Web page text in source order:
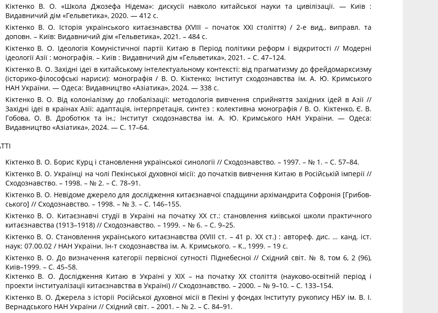
Кіктенко В. О. «Школа Джозефа Нідема»: дискусії навколо китайської науки та цивілізації. — Київ :
Видавничий дім «Гельветика», 2020. — 412 с.
Кіктенко В. О. Історія українського китаєзнавства (XVIII – початок XXI століття) / 2-е вид., виправл. та
доповн. – Київ: Видавничий дім «Гельветика», 2021. – 484 с.
Кіктенко В. О. Ідеологія Комуністичної партії Китаю в Період політики реформ і відкритості // Модерні
ідеології Азії : монографія. – Київ : Видавничий дім «Гельветика», 2021. – С. 47–124.
Кіктенко В. О. Західні ідеї в китайському інтелектуальному контексті: від прагматизму до фрейдомарксизму
(історико-філософські нариси): монографія / В. О. Кіктенко; Інститут сходознавства ім. А. Ю. Кримського
НАН України. — Одеса: Видавництво «Азіатика», 2024. — 338 с.
Кіктенко В. О. Від колоніалізму до глобалізації: методологія вивчення сприйняття західних ідей в Азії //
Західні ідеї в країнах Азії: адаптація, інтерпретація, синтез : колективна монографія / В. О. Кіктенко, Є. В.
Гобова, О. В. Дроботюк та ін.; Інститут сходознавства ім. А. Ю. Кримського НАН України. — Одеса:
Видавництво «Азіатика», 2024. — С. 17–64.
Кіктенко В. О. Борис Курц і ста­но­в­лен­ня укра­їн­сь­кої си­но­ло­гії // Схо­до­знав­с­т­во. – 1997. – № 1. – С. 57–84.
Кі­к­тен­ко­ В. О. Укра­ї­н­ці на чо­лі Пе­кін­сь­кої ду­хо­в­ної мі­сії: до початків вивчен­ня Ки­таю в Ро­сій­сь­кій ім­пе­рії //
Схо­до­знав­с­т­во. – 1998. – № 2. – С. 78–91.
Кіктен­ко­ В. О. Не­ві­до­ме дже­ре­ло для до­слі­джен­ня ки­та­є­з­нав­чої спа­д­щи­ни архіман­д­ри­та Со­ф­ро­нія [Гри­бов­
сь­ко­го] // Схо­до­знав­с­т­во. – 1998. – № 3. – С. 146–155.
Кіктен­ко­ В. О. Китаєзнавчі студії в Україні на початку ХХ ст.: становлення київської школи практичного
китаєзнавства (1913–1918) // Сходознавство. – 1999. – № 6. – С. 9–25.
Кіктенко В. О. Становлення українського китаєзнавства (XVIII ст. – 41 р. ХХ ст.) : автореф. дис. … канд. іст.
наук: 07.00.02 / НАН України. Ін-т сходознавства ім. А. Кримського. – К., 1999. – 19 с.
Кіктен­ко­ В. О. До визначення категорії первісної сутності Піднебесної // Східний світ. № 8, том 6, 2 (96),
Київ–1999. – С. 45–58.
Кіктен­ко­ В. О. Дослідження Китаю в Україні у ХІХ – на початку ХХ століття (науково-освітній період і
проекти інституалізації китаєзнавства в Україні) // Сходознавство. – 2000. – № 9–10. – C. 133–154.
Кіктенко В. О. Джерела з історії Російської духовної місії в Пекіні у фондах Інституту рукопису НБУ ім. В. І.
Вернадського НАН України // Східний світ. – 2001. – № 2. – С. 84–91.